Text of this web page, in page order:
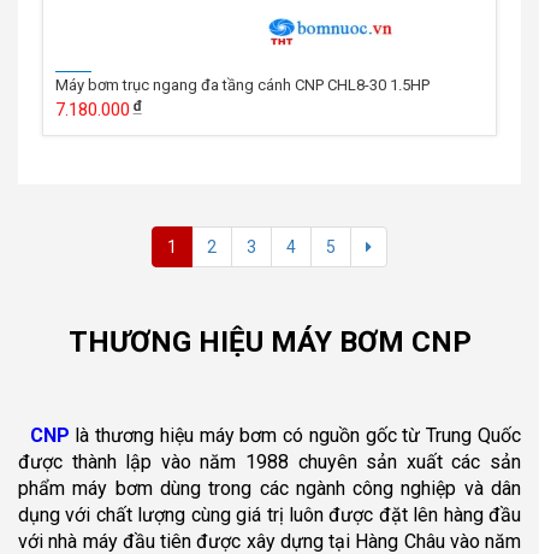
Máy bơm trục ngang đa tầng cánh CNP CHL8-30 1.5HP
7.180.000
1 2 3 4 5
THƯƠNG HIỆU MÁY BƠM CNP
CNP là thương hiệu máy bơm có nguồn gốc từ Trung Quốc
được thành lập vào năm 1988 chuyên sản xuất các sản
phẩm máy bơm dùng trong các ngành công nghiệp và dân
dụng với chất lượng cùng giá trị luôn được đặt lên hàng đầu
với nhà máy đầu tiên được xây dựng tại Hàng Châu vào năm